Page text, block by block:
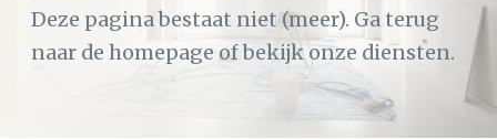
Deze pagina bestaat niet (meer). Ga terug
naar de homepage of bekijk onze diensten.